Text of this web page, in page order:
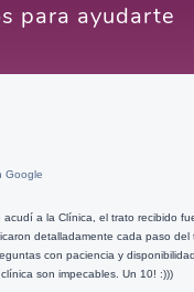
para ayudarte
recibido fue muy
cada paso del tratamiento,
y disponibilidad. Además,
Un 10! :)))
...